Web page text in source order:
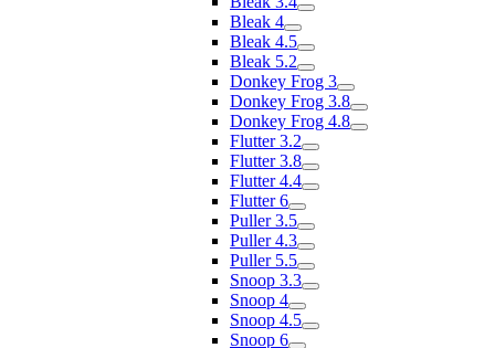
Bleak 4
Bleak 4.5
Bleak 5.2
Donkey Frog 3
Donkey Frog 3.8
Donkey Frog 4.8
Flutter 3.2
Flutter 3.8
Flutter 4.4
Flutter 6
Puller 3.5
Puller 4.3
Puller 5.5
Snoop 3.3
Snoop 4
Snoop 4.5
Snoop 6